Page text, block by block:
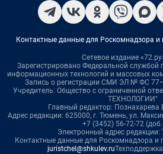
Контактные данные для Роскомнадзора и
Сетевое издание
Зарегистрировано Федеральной службой
информационных технологий и массовых
Запись о регистрации СМИ ЭЛ № ФС 77–
Учредитель: Общество с ограниченной
ТЕХНОЛОГИИ"
Главный редактор: Познахарева
Адрес редакции: 625000, г. Тюмень, ул.
+7 (3452) 56-72-72
Электронный адрес редакции:
Контактные данные для Роскомнадзора и
juristchel@shkulev.ru